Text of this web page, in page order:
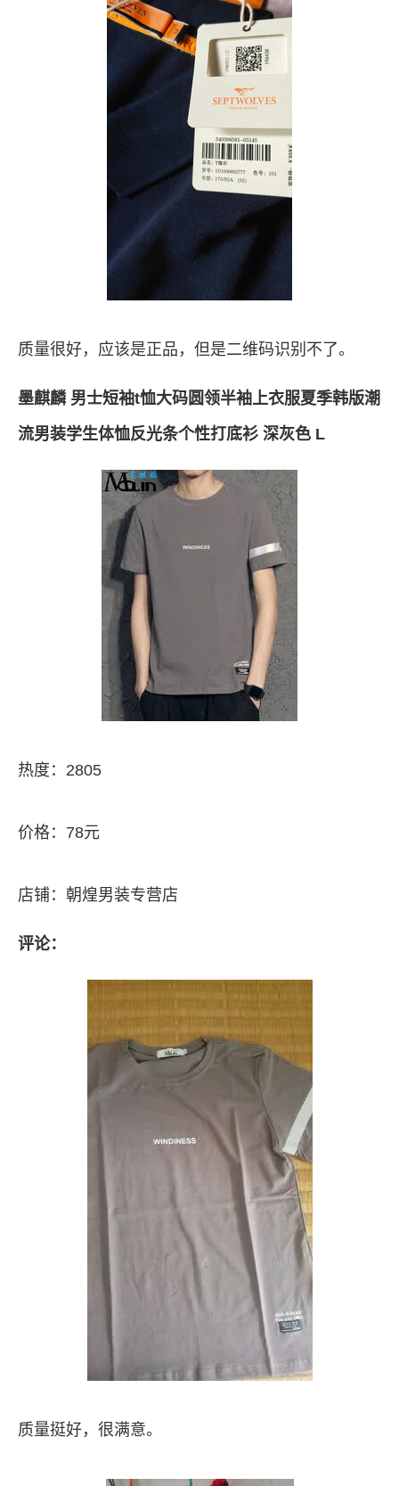
质量很好，应该是正品，但是二维码识别不了。
墨麒麟 男士短袖t恤大码圆领半袖上衣服夏季韩版潮
流男装学生体恤反光条个性打底衫 深灰色 L
热度：2805
价格：78元
店铺：朝煌男装专营店
评论：
质量挺好，很满意。